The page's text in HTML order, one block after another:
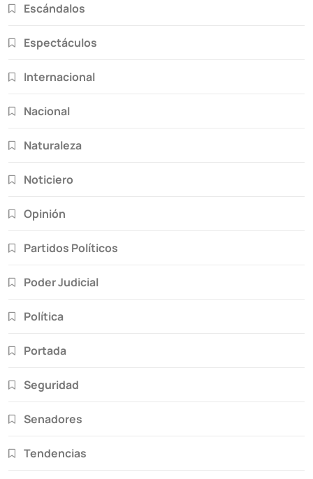
Escándalos
Espectáculos
Internacional
Nacional
Naturaleza
Noticiero
Opinión
Partidos Políticos
Poder Judicial
Política
Portada
Seguridad
Senadores
Tendencias